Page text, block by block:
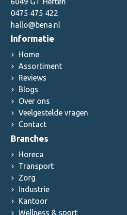
0475 475 422
hallo@bena.nl
Informatie
Home
Assortiment
Reviews
Blogs
Over ons
Veelgestelde vragen
Contact
Branches
Horeca
Transport
Zorg
Industrie
Kantoor
Wellness & sport